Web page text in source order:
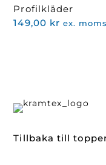
Profilkläder
149,00 kr ex. moms
Tillbaka till